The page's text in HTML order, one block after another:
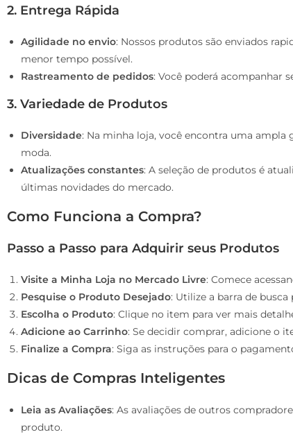
2. Entrega Rápida
Agilidade no envio: Nossos produtos são enviados
menor tempo possível.
Rastreamento de pedidos: Você poderá acompanhar
3. Variedade de Produtos
Diversidade: Na minha loja, você encontra uma ampla
moda.
Atualizações constantes: A seleção de produtos é
últimas novidades do mercado.
Como Funciona a Compra?
Passo a Passo para Adquirir seus Produtos
Visite a Minha Loja no Mercado Livre: Comece
Pesquise o Produto Desejado: Utilize a barra de
Escolha o Produto: Clique no item para ver mais
Adicione ao Carrinho: Se decidir comprar, adicione o
Finalize a Compra: Siga as instruções para o
Dicas de Compras Inteligentes
Leia as Avaliações: As avaliações de outros
produto.